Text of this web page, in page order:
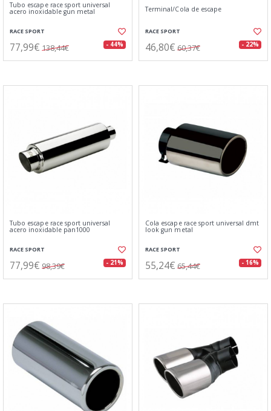
Tubo escape race sport universal
acero inoxidable gun metal
RACE SPORT
77,99€ 138,44€ - 44%
Terminal/Cola de escape
RACE SPORT
46,80€ 60,37€ - 22%
Tubo escape race sport universal
acero inoxidable pan1000
RACE SPORT
77,99€ 98,39€ - 21%
Cola escape race sport universal dmt
look gun metal
RACE SPORT
55,24€ 65,44€ - 16%